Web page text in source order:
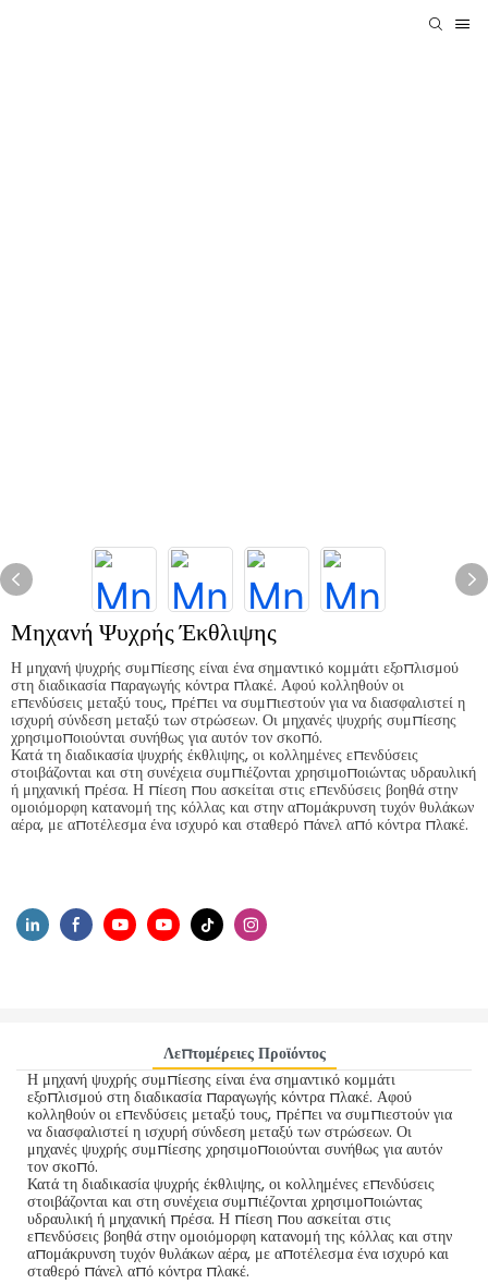
Μηχανή Ψυχρής Έκθλιψης
Η μηχανή ψυχρής συμπίεσης είναι ένα σημαντικό κομμάτι εξοπλισμού
στη διαδικασία παραγωγής κόντρα πλακέ. Αφού κολληθούν οι
επενδύσεις μεταξύ τους, πρέπει να συμπιεστούν για να διασφαλιστεί η
ισχυρή σύνδεση μεταξύ των στρώσεων. Οι μηχανές ψυχρής συμπίεσης
χρησιμοποιούνται συνήθως για αυτόν τον σκοπό.
Κατά τη διαδικασία ψυχρής έκθλιψης, οι κολλημένες επενδύσεις
στοιβάζονται και στη συνέχεια συμπιέζονται χρησιμοποιώντας υδραυλική
ή μηχανική πρέσα. Η πίεση που ασκείται στις επενδύσεις βοηθά στην
ομοιόμορφη κατανομή της κόλλας και στην απομάκρυνση τυχόν θυλάκων
αέρα, με αποτέλεσμα ένα ισχυρό και σταθερό πάνελ από κόντρα πλακέ.
Λεπτομέρειες Προϊόντος
Η μηχανή ψυχρής συμπίεσης είναι ένα σημαντικό κομμάτι
εξοπλισμού στη διαδικασία παραγωγής κόντρα πλακέ. Αφού
κολληθούν οι επενδύσεις μεταξύ τους, πρέπει να συμπιεστούν για
να διασφαλιστεί η ισχυρή σύνδεση μεταξύ των στρώσεων. Οι
μηχανές ψυχρής συμπίεσης χρησιμοποιούνται συνήθως για αυτόν
τον σκοπό.
Κατά τη διαδικασία ψυχρής έκθλιψης, οι κολλημένες επενδύσεις
στοιβάζονται και στη συνέχεια συμπιέζονται χρησιμοποιώντας
υδραυλική ή μηχανική πρέσα. Η πίεση που ασκείται στις
επενδύσεις βοηθά στην ομοιόμορφη κατανομή της κόλλας και στην
απομάκρυνση τυχόν θυλάκων αέρα, με αποτέλεσμα ένα ισχυρό και
σταθερό πάνελ από κόντρα πλακέ.